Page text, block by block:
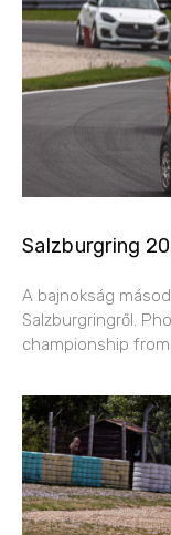
Salzburgring
A bajnokság
Salzburgringről.
championship